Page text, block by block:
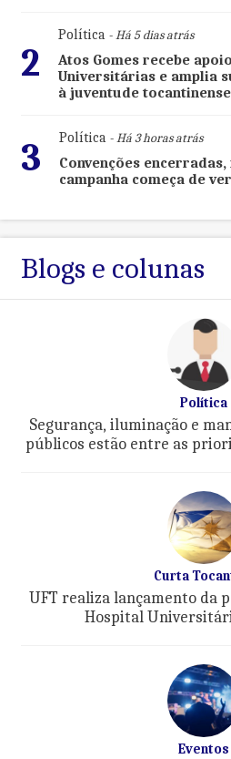
2
Política- Há 5 dias atrás
Atos Gomes recebe
Universitárias e amplia
à juventude tocantinense
3 Política- Há 3 horas atrás
Convenções
campanha começa de
Blogs e colunas
Política
Segurança, iluminação e
públicos estão entre as
Curta
UFT realiza lançamento da
Hospital
Eventos